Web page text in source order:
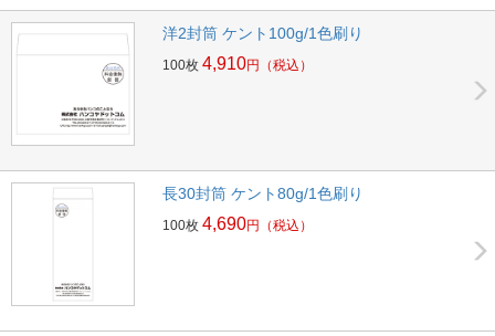
洋2封筒 ケント100g/1色刷り
100枚 4,910円 （税込）
長30封筒 ケント80g/1色刷り
100枚 4,690円 （税込）